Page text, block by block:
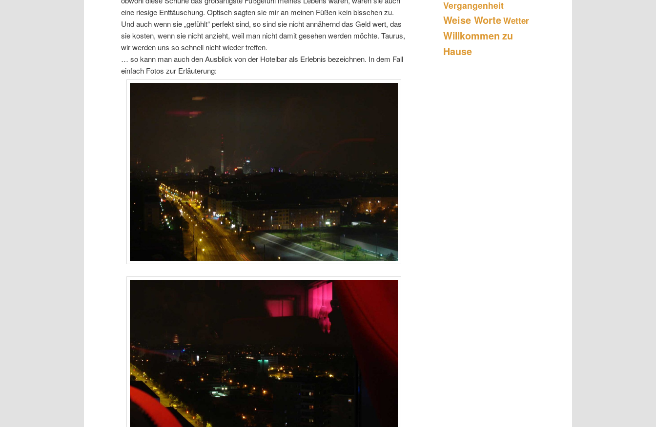
eine riesige Enttäuschung. Optisch sagten sie mir an meinen Füßen kein bisschen zu.
Und auch wenn sie „gefühlt“ perfekt sind, so sind sie nicht annähernd das Geld wert, das
sie kosten, wenn sie nicht anzieht, weil man nicht damit gesehen werden möchte. Taurus,
wir werden uns so schnell nicht wieder treffen.
… so kann man auch den Ausblick von der Hotelbar als Erlebnis bezeichnen. In dem Fall
einfach Fotos zur Erläuterung:
Vergangenheit
Weise WorteWetter
Willkommen zu
Hause